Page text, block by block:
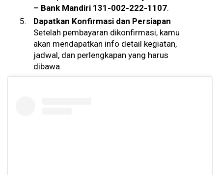
– Bank Mandiri 131-002-222-1107.
Dapatkan Konfirmasi dan Persiapan
Setelah pembayaran dikonfirmasi, kamu
akan mendapatkan info detail kegiatan,
jadwal, dan perlengkapan yang harus
dibawa.